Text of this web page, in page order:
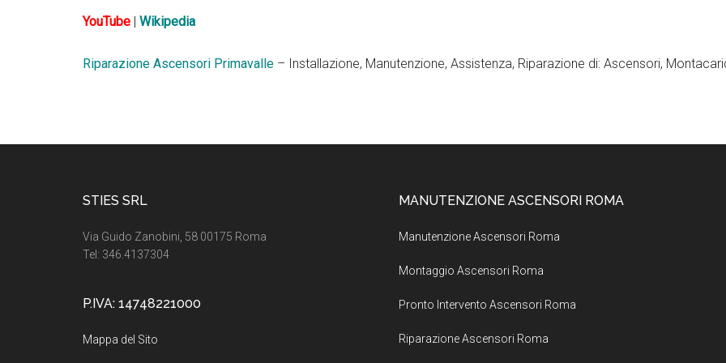
YouTube | Wikipedia
Riparazione Ascensori Primavalle – Installazione, Manutenzione, Assistenza, Riparazione di: Ascensori,
STIES SRL
Via Guido Zanobini, 58 00175 Roma
Tel: 346.4137304
P.IVA: 14748221000
Mappa del Sito
MANUTENZIONE ASCENSORI ROMA
Manutenzione Ascensori Roma
Montaggio Ascensori Roma
Pronto Intervento Ascensori Roma
Riparazione Ascensori Roma